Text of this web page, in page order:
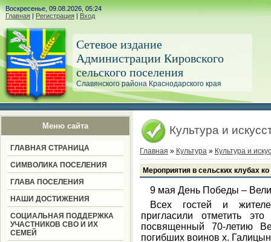
Воскресенье, 09.08.2026, 05:24
Главная | Регистрация | Вход
Сетевое издание
Администрации Кировского
сельского поселения
Славянского района Краснодарского края
Меню сайта
ГЛАВНАЯ СТРАНИЦА
СИМВОЛИКА ПОСЕЛЕНИЯ
ГЛАВА ПОСЕЛЕНИЯ
НАШИ ДОСТИЖЕНИЯ
СОЦИАЛЬНАЯ ПОДДЕРЖКА
УЧАСТНИКОВ СВО И ИХ
СЕМЕЙ
Культура и
Главная » Культура» Культура и
Мероприятия в сельских клубах
9 мая День Победы –
Всех гостей и
пригласили отметить
посвященный 70-летию
погибших воинов х.